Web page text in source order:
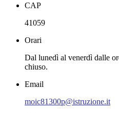
CAP
41059
Orari
Dal lunedì al venerdì dalle
chiuso.
Email
moic81300p@istruzione.it